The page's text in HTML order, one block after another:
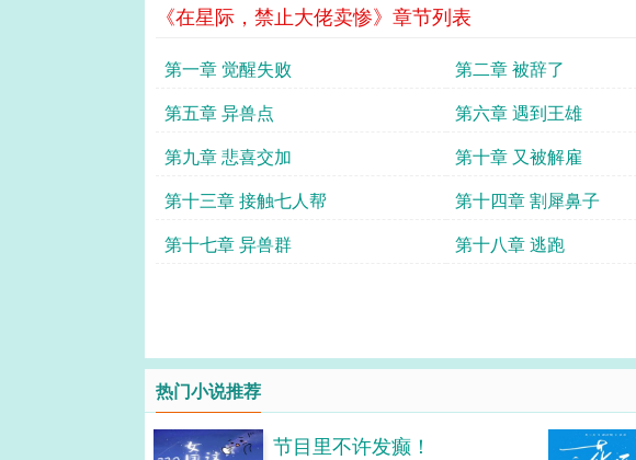
《在星际，禁止大佬卖惨》章节列表
第一章 觉醒失败 第二章 被辞了
第五章 异兽点
第六章 遇到王雄
第九章 悲喜交加
第十章 又被解雇
第十三章 接触七人帮
第十四章 割犀鼻子
第十七章 异兽群
第十八章 逃跑
热门小说推荐
节目里不许发癫！